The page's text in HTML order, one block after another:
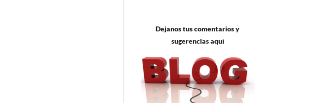
Dejanos tus comentarios y
sugerencias aquí